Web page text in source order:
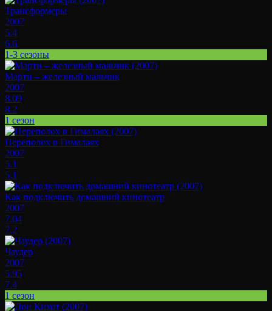
Трансформеры
2007
5.4
6.6
1-3 сезоны
Марти – железный мальчик
2007
8.09
8.2
1 сезон
Переполох в Гималаях
2007
5.1
5.1
Как подключить домашний кинотеатр
2007
7.04
7.2
Чаудер
2007
5.95
7.4
1 сезон